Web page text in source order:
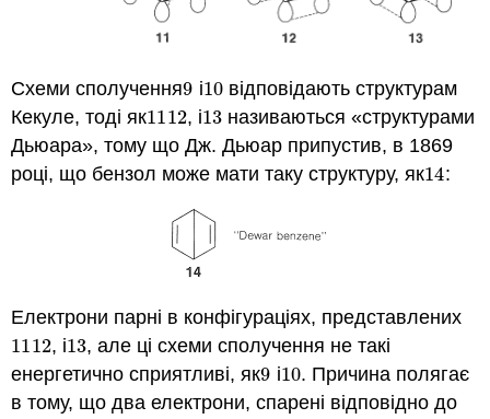
Схеми сполучення9
9 і10
10 відповідають структурам
Кекуле, тоді як11
1112
12, і13
13 називаються «структурами
Дьюара», тому що Дж. Дьюар припустив, в 1869
році, що бензол може мати таку структуру, як14
14:
Електрони парні в конфігураціях, представлених
11
1112
12, і13
13, але ці схеми сполучення не такі
енергетично сприятливі, як9
9 і10
10. Причина полягає
в тому, що два електрони, спарені відповідно до